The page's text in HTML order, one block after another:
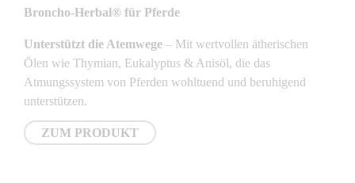
Broncho-Herbal® für Pferde
Unterstützt die Atemwege – Mit wertvollen ätherischen
Ölen wie Thymian, Eukalyptus & Anisöl, die das
Atmungssystem von Pferden wohltuend und beruhigend
unterstützen.
ZUM PRODUKT